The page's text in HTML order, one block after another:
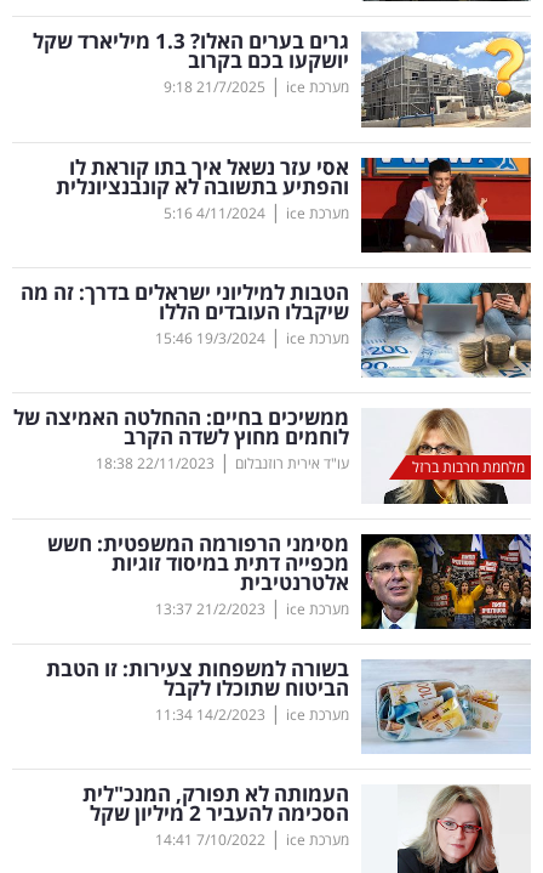
שיווק
ופרסום
משפט
מדדים
ומחקרים
דעות
רכילות
עסקית
קריפטו
ויראלי
טלוויזיה
עסקי
ספורט
קריירה
ולימודים
מינויים
רייטינג
גרים בערים האלו? 1.3 מיליארד שקל
יושקעו בכם בקרוב
מערכת ice |
21/7/2025
9:18
אסי עזר נשאל איך בתו קוראת לו
והפתיע בתשובה לא קונבנציונלית
מערכת ice |
4/11/2024
5:16
הטבות למיליוני ישראלים בדרך: זה מה
שיקבלו העובדים הללו
מערכת ice |
19/3/2024
15:46
מלחמת חרבות ברזל
ממשיכים בחיים: ההחלטה האמיצה של
לוחמים מחוץ לשדה הקרב
עו"ד אירית רוזנבלום |
22/11/2023
18:38
מסימני הרפורמה המשפטית: חשש
מכפייה דתית במיסוד זוגיות
אלטרנטיבית
מערכת ice |
21/2/2023
13:37
בשורה למשפחות צעירות: זו הטבת
הביטוח שתוכלו לקבל
מערכת ice |
14/2/2023
11:34
העמותה לא תפורק, המנכ"לית
הסכימה להעביר 2 מיליון שקל
מערכת ice |
7/10/2022
14:41